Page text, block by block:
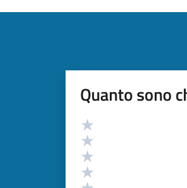
Quanto sono
Valutazione